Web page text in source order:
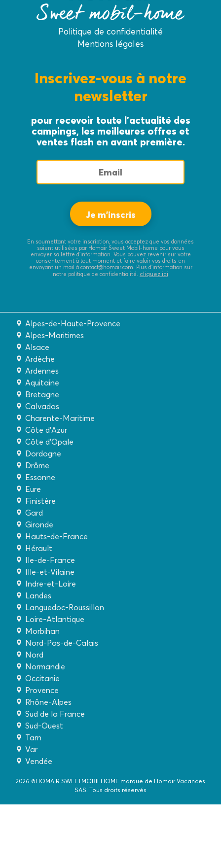
Politique de confidentialité
Mentions légales
Inscrivez-vous à notre
newsletter
pour recevoir toute l’actualité des
campings, les meilleures offres et
ventes flash en avant première.
En soumettant votre inscription, vous acceptez que vos données
soient utilisées par Homair Sweet Mobil-home pour vous
envoyer sa lettre d’information. Vous pouvez revenir sur votre
consentement à tout moment et faire valoir vos droits en
envoyant un mail à contact@homair.com. Plus d’information sur
notre politique de confidentialité. cliquez ici
Alpes-de-Haute-Provence
Alpes-Maritimes
Alsace
Ardèche
Ardennes
Aquitaine
Bretagne
Calvados
Charente-Maritime
Côte d'Azur
Côte d'Opale
Dordogne
Drôme
Essonne
Eure
Finistère
Gard
Gironde
Hauts-de-France
Hérault
Ile-de-France
Ille-et-Vilaine
Indre-et-Loire
Landes
Languedoc-Roussillon
Loire-Atlantique
Morbihan
Nord-Pas-de-Calais
Nord
Normandie
Occitanie
Provence
Rhône-Alpes
Sud de la France
Sud-Ouest
Tarn
Var
Vendée
2026 ©HOMAIR SWEETMOBILHOME marque de Homair Vacances
SAS. Tous droits réservés